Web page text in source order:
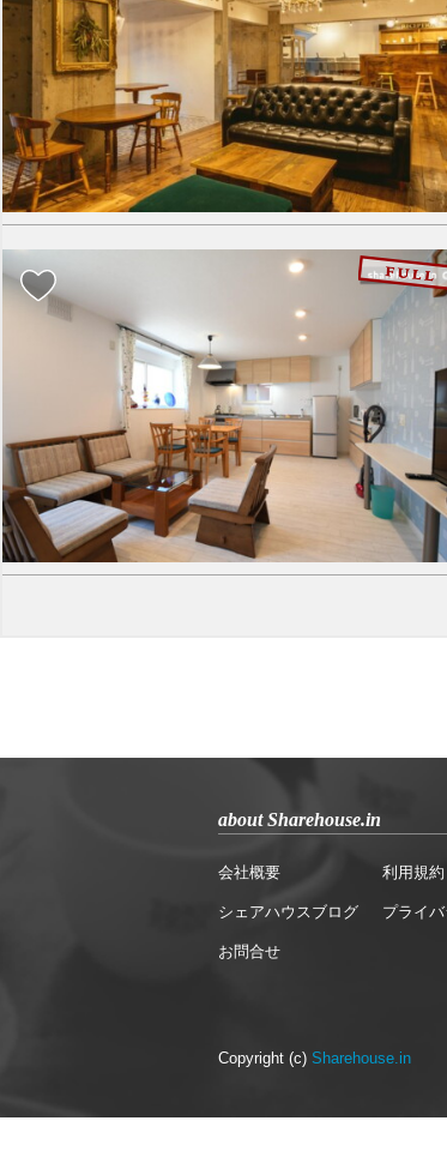
about Sharehouse.in
会社概要
シェアハウスブログ
お問合せ
利用規約
プライ
Copyright (c) Sharehouse.in